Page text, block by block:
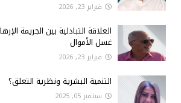
فبراير 23, 2026
العلاقة التبادلية بين الجريمة
غسل الأموال
فبراير 23, 2026
التنمية البشرية ونظرية التعلق؟
سبتمبر 05, 2025